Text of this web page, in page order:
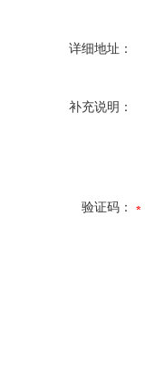
详细地址：
补充说明：
验证码：